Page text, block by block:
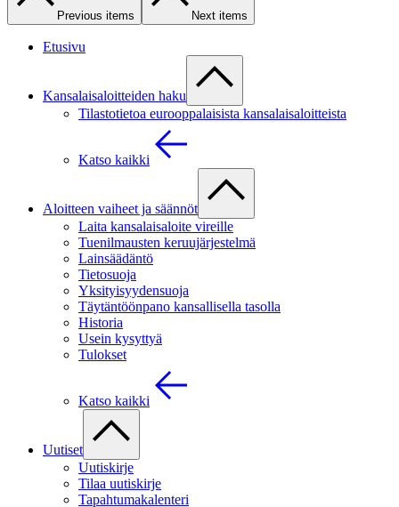
Previous items Next items
Etusivu
Kansalaisaloitteiden haku
Tilastotietoa eurooppalaisista kansalaisaloitteista
Katso kaikki
Aloitteen vaiheet ja säännöt
Laita kansalaisaloite vireille
Tuenilmausten keruujärjestelmä
Lainsäädäntö
Tietosuoja
Yksityisyydensuoja
Täytäntöönpano kansallisella tasolla
Historia
Usein kysyttyä
Tulokset
Katso kaikki
Uutiset
Uutiskirje
Tilaa uutiskirje
Tapahtumakalenteri